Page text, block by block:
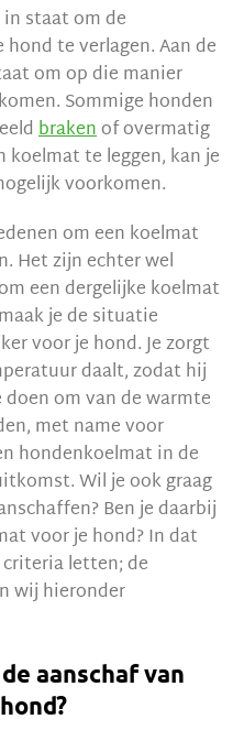
staat om de
te verlagen. Aan de
om op die manier
Sommige honden
brakenof overmatig
koelmat te leggen, kan je
voorkomen.
om een koelmat
Het zijn echter wel
een dergelijke koelmat
je de situatie
voor je hond. Je zorgt
daalt, zodat hij
om van de warmte
met name voor
hondenkoelmat in de
Wil je ook graag
Ben je daarbij
voor je hond? In dat
letten; de
wij hieronder
aanschaf van